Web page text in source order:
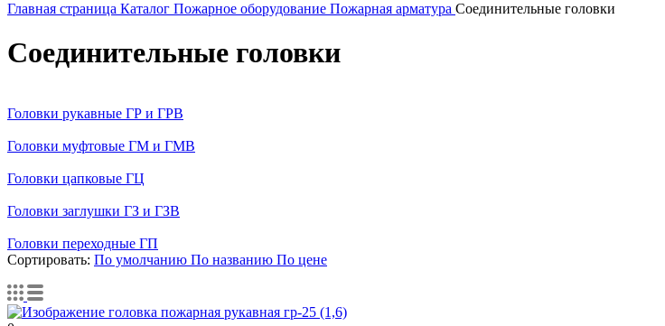
Главная страница Каталог Пожарное оборудование Пожарная арматура Соединительные головки
Соединительные головки
Головки рукавные ГР и ГРВ
Головки муфтовые ГМ и ГМВ
Головки цапковые ГЦ
Головки заглушки ГЗ и ГЗВ
Головки переходные ГП
Сортировать: По умолчанию По названию По цене